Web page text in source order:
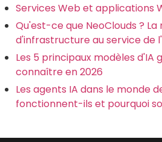
Services Web et applications
Qu'est-ce que NeoClouds ?
d'infrastructure au service de
Les 5 principaux modèles d'IA
connaître en 2026
Les agents IA dans le monde
fonctionnent-ils et pourquoi